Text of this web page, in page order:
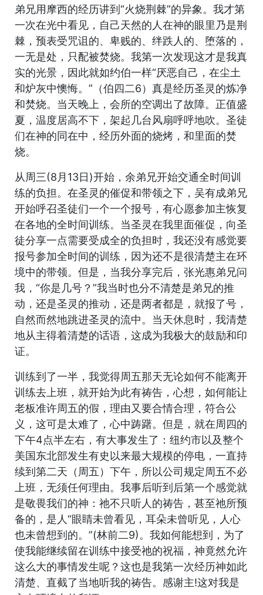
弟兄用摩西的经历讲到“火烧荆棘”的异象。我才第
一次在光中看见，自己天然的人在神的眼里乃是荆
棘，预表受咒诅的、卑贱的、绊跌人的、堕落的，
一无是处，只配被焚烧。我第一次发现这才是我真
实的光景，因此就如约伯一样“厌恶自己，在尘土
和炉灰中懊悔。”（伯四二6）真是经历圣灵的炼净
和焚烧。当天晚上，会所的空调出了故障。正值盛
夏，温度居高不下，架起几台风扇呼呼地吹。圣徒
们在神的同在中，经历外面的烧烤，和里面的焚
烧。
从周三(8月13日)开始，余弟兄开始交通全时间训
练的负担。在圣灵的催促和带领之下，吴有成弟兄
开始呼召圣徒们一个一个报号，有心愿参加主恢复
在各地的全时间训练。当圣灵在我里面催促，向圣
徒分享一点需要受成全的负担时，我还没有感觉要
报号参加全时间的训练，因为还不是很清楚主在环
境中的带领。但是，当我分享完后，张光惠弟兄问
我，“你是几号？”我当时也分不清楚是弟兄的推
动，还是圣灵的推动，还是两者都是，就报了号，
自然而然地跳进圣灵的流中。当天休息时，我清楚
地从主得着清楚的话语，这成为我极大的鼓励和印
证。
训练到了一半，我觉得周五那天无论如何不能离开
训练去上班，就开始为此有祷告，心想，如何能让
老板准许周五的假，理由又要合情合理，符合公
义，这可是太难了，心中踌躇。但是，就在周四的
下午4点半左右，有大事发生了：纽约市以及整个
美国东北部发生有史以来最大规模的停电，一直持
续到第二天（周五）下午，所以公司规定周五不必
上班，无须任何理由。我事后听到后第一个感觉就
是敬畏我们的神：祂不只听人的祷告，甚至祂所预
备的，是人“眼睛未曾看见，耳朵未曾听见，人心
也未曾想到的。”(林前二9)。我如何能想到，为了
使我能继续留在训练中接受祂的祝福，神竟然允许
这么大的事情发生呢？这也是我第一次经历神如此
清楚、直截了当地听我的祷告。感谢主!这对我是